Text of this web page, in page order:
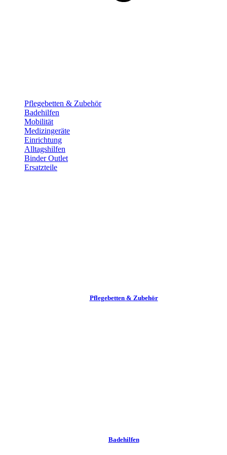
Pflege­betten & Zubehör
Badehilfen
Mobilität
Medizingeräte
Einrichtung
Alltags­hilfen
Binder Outlet
Ersatzteile
Pflege­betten & Zubehör
Badehilfen